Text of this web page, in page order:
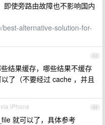
使旁路由故障也不影响国内
alternative-solution-for-
43
结果缓存，哪些结果不缓存
了（不要经过 cache ，并且
44
iPhone
就可以了，具体参考